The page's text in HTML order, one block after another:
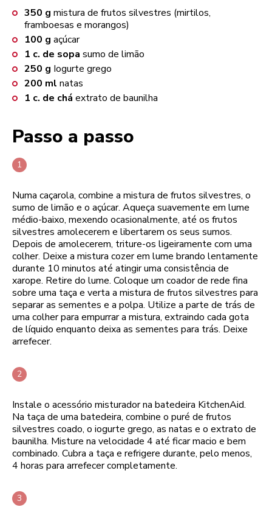
350 g mistura de frutos silvestres (mirtilos,
framboesas e morangos)
100 g açúcar
1 c. de sopa sumo de limão
250 g Iogurte grego
200 ml natas
1 c. de chá extrato de baunilha
Passo a passo
Numa caçarola, combine a mistura de frutos silvestres, o
sumo de limão e o açúcar. Aqueça suavemente em lume
médio-baixo, mexendo ocasionalmente, até os frutos
silvestres amolecerem e libertarem os seus sumos.
Depois de amolecerem, triture-os ligeiramente com uma
colher. Deixe a mistura cozer em lume brando lentamente
durante 10 minutos até atingir uma consistência de
xarope. Retire do lume. Coloque um coador de rede fina
sobre uma taça e verta a mistura de frutos silvestres para
separar as sementes e a polpa. Utilize a parte de trás de
uma colher para empurrar a mistura, extraindo cada gota
de líquido enquanto deixa as sementes para trás. Deixe
arrefecer.
Instale o acessório misturador na batedeira KitchenAid.
Na taça de uma batedeira, combine o puré de frutos
silvestres coado, o iogurte grego, as natas e o extrato de
baunilha. Misture na velocidade 4 até ficar macio e bem
combinado. Cubra a taça e refrigere durante, pelo menos,
4 horas para arrefecer completamente.